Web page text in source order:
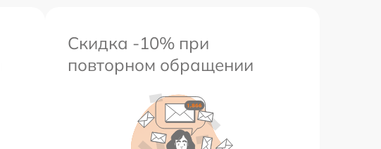
Скидка -10% при
повторном обращении